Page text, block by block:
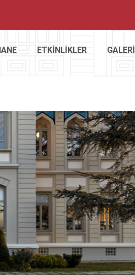
ETKİNLİKLER GALERİ